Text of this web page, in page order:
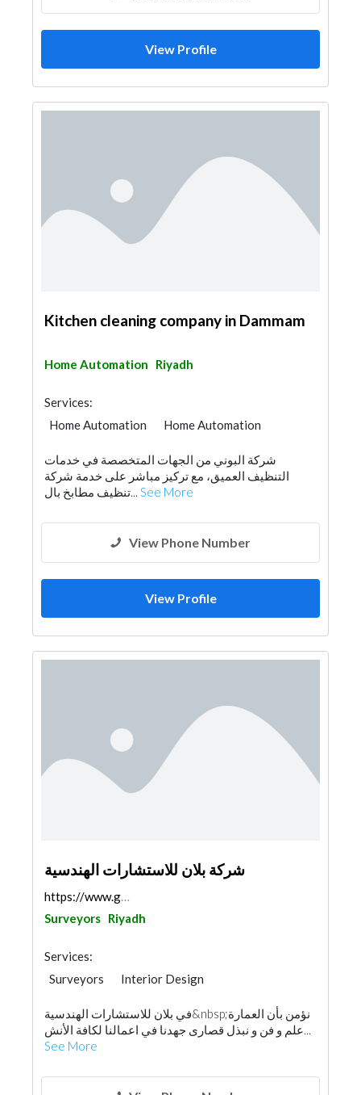
View Profile
Kitchen cleaning company in Dammam
Home Automation Riyadh
Services:
Home Automation
Home Automation
شركة البوني من الجهات المتخصصة في خدمات
التنظيف العميق، مع تركيز مباشر على خدمة شركة
تنظيف مطابخ بال... See More
View Phone Number
View Profile
شركة بلان للاستشارات الهندسية
https://www.google.com/maps/place/%D8%A8%D9%84%D8%...
Surveyors Riyadh
Services:
Surveyors
Interior Design
Environmental Consulting
Safety Consulting
Home Automation
في بلان للاستشارات الهندسية&nbsp;نؤمن بأن العمارة
علم و فن و نبذل قصارى جهدنا في اعمالنا لكافة الأنش...
See More